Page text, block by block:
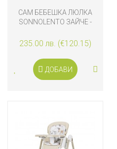
CAM БЕБЕШКА ЛЮЛКА
SONNOLENTO ЗАЙЧЕ -
235.00 лв. (€120.15)
ДОБАВИ